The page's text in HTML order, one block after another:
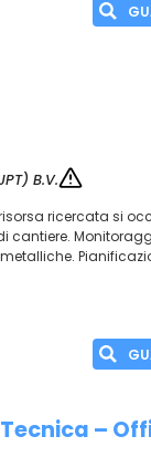
B.V.
risorsa ricercata si
cantiere.
–